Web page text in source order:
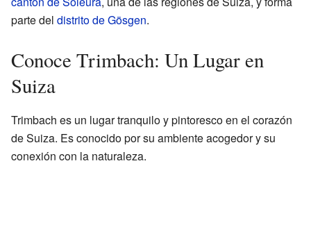
parte del distrito de Gösgen.
Conoce Trimbach: Un Lugar en
Suiza
Trimbach es un lugar tranquilo y pintoresco en el corazón
de Suiza. Es conocido por su ambiente acogedor y su
conexión con la naturaleza.